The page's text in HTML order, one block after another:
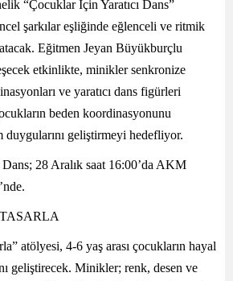
“Çocuklar İçin Yaratıcı Dans”
şarkılar eşliğinde eğlenceli ve ritmik
Eğitmen Jeyan Büyükburçlu
etkinlikte, minikler senkronize
ve yaratıcı dans figürleri
beden koordinasyonunu
geliştirmeyi hedefliyor.
Dans; 28 Aralık saat 16:00’da AKM
atölyesi, 4-6 yaş arası çocukların hayal
geliştirecek. Minikler; renk, desen ve